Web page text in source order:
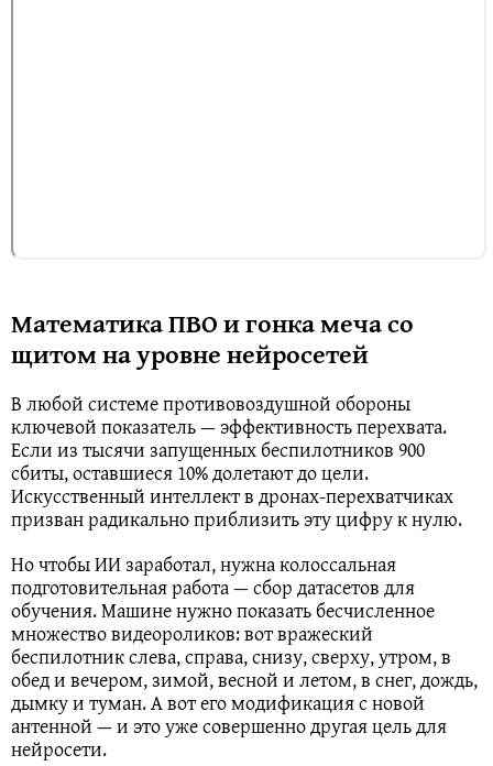
Математика ПВО и гонка меча со
щитом на уровне нейросетей
В любой системе противовоздушной обороны
ключевой показатель — эффективность перехвата.
Если из тысячи запущенных беспилотников 900
сбиты, оставшиеся 10% долетают до цели.
Искусственный интеллект в дронах-перехватчиках
призван радикально приблизить эту цифру к нулю.
Но чтобы ИИ заработал, нужна колоссальная
подготовительная работа — сбор датасетов для
обучения. Машине нужно показать бесчисленное
множество видеороликов: вот вражеский
беспилотник слева, справа, снизу, сверху, утром, в
обед и вечером, зимой, весной и летом, в снег, дождь,
дымку и туман. А вот его модификация с новой
антенной — и это уже совершенно другая цель для
нейросети.